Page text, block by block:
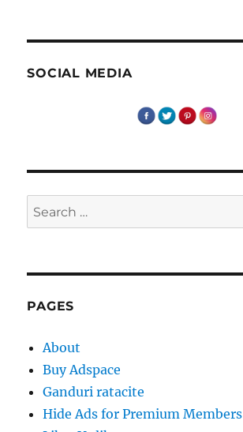
SOCIAL MEDIA
Search
for:
PAGES
About
Buy Adspace
Ganduri ratacite
Hide Ads for Premium Members